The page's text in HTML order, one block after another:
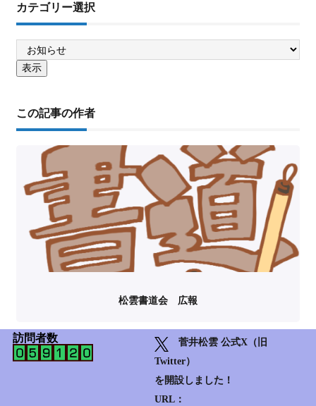
カテゴリー選択
この記事の作者
松雲書道会 広報
訪問者数
菅井松雲 公式X（旧
Twitter）
を開設しました！
URL：